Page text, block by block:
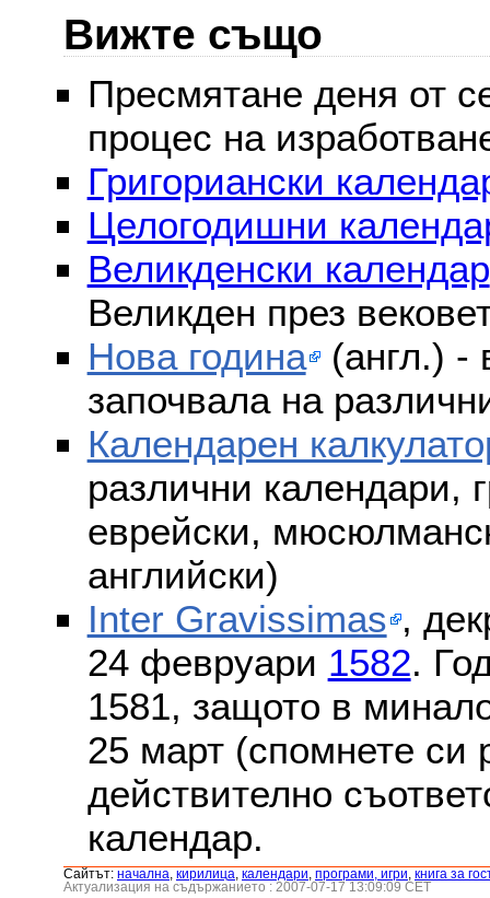
Вижте също
Пресмятане деня от
процес на
Григориански
Целогодишни
Великденски календар
Великден през
Нова година (англ.) -
започвала на
Календарен
различни календари,
еврейски,
английски)
Inter Gravissimas ,
24 февруари 1582.
1581, защото в
25 март (спомнете си
действително
календар.
Сайтът: началнa, кирилица, календари, програми, игри, книга за
Актуализация на съдържанието : 2007-07-17 13:09:09 CET